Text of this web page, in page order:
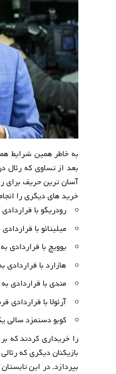
به خاطر همین شرایط
بعد از تساوی که رئال
آسان ترین حریف برای
خرید های دیگری را
رودریگو با قراردادی به ارزش
میلیتائو با قراردادی به ارزش
یوویچ با قراردادی به ارزش ۶۰
هازارد با قراردادی به ارزش
مندی با قراردادی به ارزش ۴۸
آرئولا با قراردادی
کوبو دستمزد سالی
را خریداری کردند که
بازیکنان دیگری که
بپردازد. در این